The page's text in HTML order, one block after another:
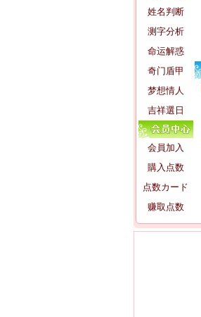
姓名判断
测字分析
命运解惑
奇门盾甲
梦想情人
吉祥選日
会員加入
購入点数
点数カード
赚取点数